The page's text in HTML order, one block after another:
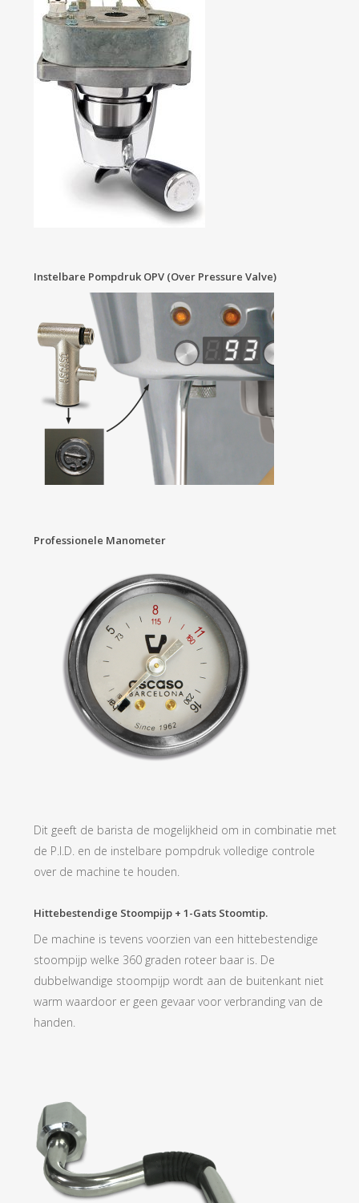
Instelbare Pompdruk OPV (over Pressure Valve)
Professionele Manometer
Dit geeft de barista de mogelijkheid om in combinatie met
de P.I.D. en de instelbare pompdruk volledige controle
over de machine te houden.
Hittebestendige Stoompijp + 1-Gats Stoomtip.
De machine is tevens voorzien van een hittebestendige
stoompijp welke 360 graden roteer baar is. De
dubbelwandige stoompijp wordt aan de buitenkant niet
warm waardoor er geen gevaar voor verbranding van de
handen.